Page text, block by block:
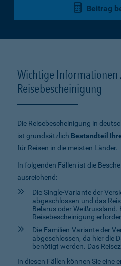
Beitrag
Wichtige Informationen
Reisebescheinigung
Die Reisebescheinigung in
ist grundsätzlich Bestandteil
für Reisen in die meisten Länder.
In folgenden Fällen ist die
ausreichend:
Die Single-Variante der
abgeschlossen und das
Belarus oder Weißrussland.
Reisebescheinigung
Die Familien-Variante der
abgeschlossen, da hier die
benötigt werden. Das
In diesen Fällen können Sie eine